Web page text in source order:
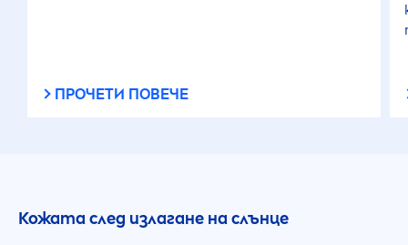
ПРОЧЕТИ ПОВЕЧЕ
Кожата след излагане на слънце